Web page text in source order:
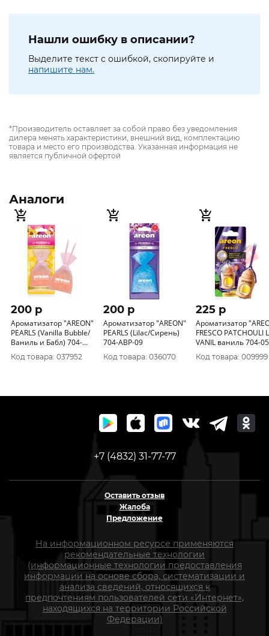
Нашли ошибку в описании?
Выделите текст с ошибкой, скопируйте и
напишите нам.
*Производитель оставляет за собой право без уведомления
дилера менять характеристики, внешний вид, комплектацию
товара и место его производства. Указанная информация не
является публичной офертой
Аналоги
200 p
Ароматизатор "AREON"
PEARLS (Vanilla Bubble/
Ваниль и Бабл) 704-
ABР-08
Код товара: 037952
200 p
Ароматизатор "AREON"
PEARLS (Lilac/Сирень)
704-ABР-09
Код товара: 036070
225 p
Ароматизатор
FRESCO PATCHOULI
VANIL ваниль 704-
341
Код товара: 009999
+7 (4832) 31-77-77
Оставить отзыв
Жалоба
Предложение
На информационном ресурсе применяются
рекомендательные технологии
(информационные технологии предоставления
информации на основе сбора, систематизации и
анализа сведений, относящихся к
предпочтениям пользователей сети «Интернет»,
находящихся на территории Российской
Федерации)